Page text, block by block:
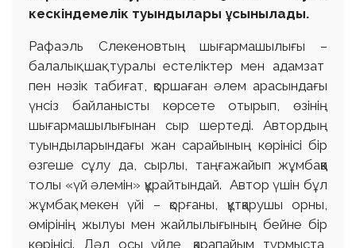
кескіндемелік туындылары ұсынылады.
Рафаэль Слекеновтың шығармашылығы –
балалық шақ туралы естеліктер мен адамзат
пен нәзік табиғат, қоршаған әлем арасындағы
үнсіз байланысты көрсете отырып, өзінің
шығармашылығынан сыр шертеді. Автордың
туындыларындағы жан сарайының көрінісі бір
өзгеше сұлу да, сырлы, таңғажайып жұмбаққа
толы «үй әлемін» құрайтындай. Автор үшін бұл
жұмбақ мекен үйі – қорғаны, құтқарушы орны,
өмірінің жылуы мен жайлылығының бейне бір
көрінісі. Дәл осы үйде, қарапайым тұрмыста,